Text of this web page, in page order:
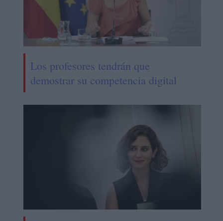
Los profesores tendrán que
demostrar su competencia digital